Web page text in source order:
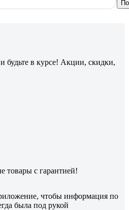
и будьте в курсе! Акции, скидки,
товары с гарантией!
чтобы информация по
была под рукой